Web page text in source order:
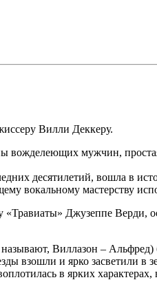
Вилли Деккеру.
вожделеющих мужчин,
десятилетий, вошла в
вокальному мастерству
«Травиаты» Джузеппе Верди,
называют, Виллазон –
взошли и ярко засветили в
в ярких